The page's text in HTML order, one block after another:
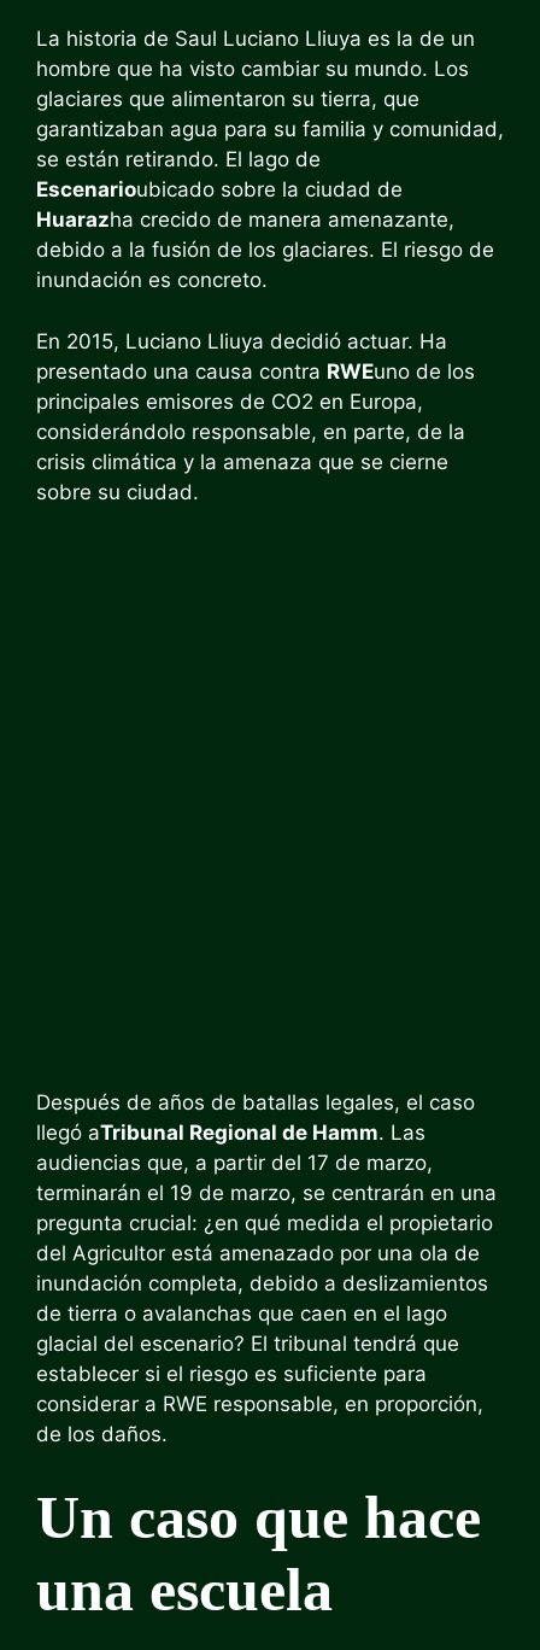
La historia de Saul Luciano Lliuya es la de un
hombre que ha visto cambiar su mundo. Los
glaciares que alimentaron su tierra, que
garantizaban agua para su familia y comunidad,
se están retirando. El lago de
Escenarioubicado sobre la ciudad de
Huarazha crecido de manera amenazante,
debido a la fusión de los glaciares. El riesgo de
inundación es concreto.
En 2015, Luciano Lliuya decidió actuar. Ha
presentado una causa contra RWEuno de los
principales emisores de CO2 en Europa,
considerándolo responsable, en parte, de la
crisis climática y la amenaza que se cierne
sobre su ciudad.
Después de años de batallas legales, el caso
llegó aTribunal Regional de Hamm. Las
audiencias que, a partir del 17 de marzo,
terminarán el 19 de marzo, se centrarán en una
pregunta crucial: ¿en qué medida el propietario
del Agricultor está amenazado por una ola de
inundación completa, debido a deslizamientos
de tierra o avalanchas que caen en el lago
glacial del escenario? El tribunal tendrá que
establecer si el riesgo es suficiente para
considerar a RWE responsable, en proporción,
de los daños.
Un caso que hace
una escuela